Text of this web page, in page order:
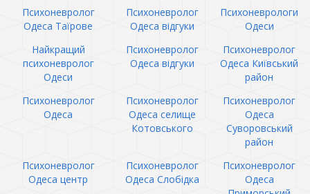
Психоневролог
Одеса Таїрове
Психоневролог
Одеса відгуки
Психоневрологи
Одеси
Найкращий
психоневролог
Одеси
Психоневролог
Одеса відгуки
Психоневролог
Одеса Київський
район
Психоневролог
Одеса
Психоневролог
Одеса селище
Котовського
Психоневролог
Одеса
Суворовський
район
Психоневролог
Одеса центр
Психоневролог
Одеса Слобідка
Психоневролог
Одеса